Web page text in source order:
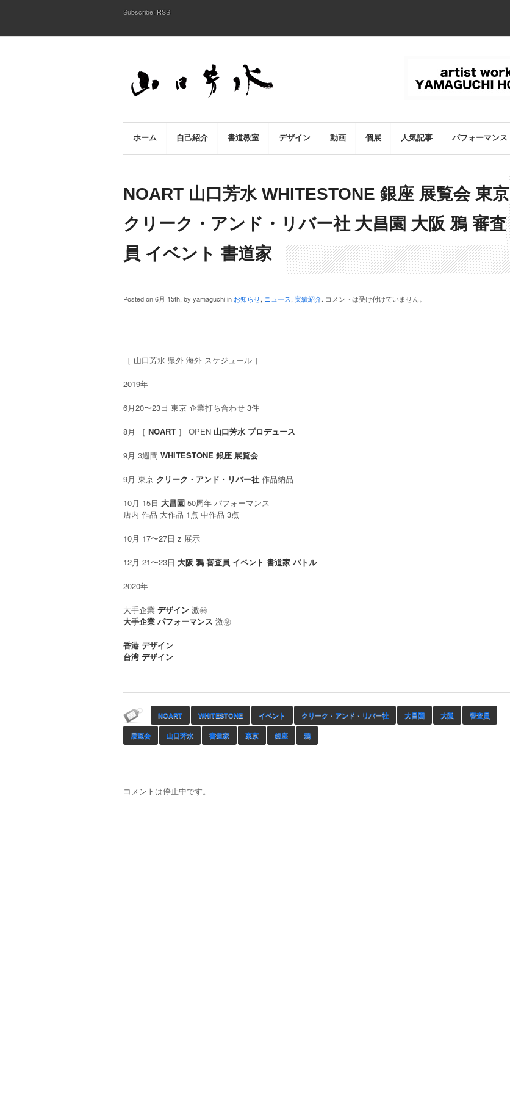
Subscribe: RSS
ホーム 自己紹介 書道教室 デザイン 動画 個展 人気記事 パフォーマンス
NOART 山口芳水 WHITESTONE 銀座 展覧会 東京
クリーク・アンド・リバー社 大昌園 大阪 鴉 審査
員 イベント 書道家
Posted on 6月 15th, by yamaguchi in お知らせ, ニュース, 実績紹介. コメントは受け付けていません。
［ 山口芳水 県外 海外 スケジュール ］
2019年
6月20〜23日 東京 企業打ち合わせ 3件
8月 ［ NOART ］ OPEN 山口芳水 プロデュース
9月 3週間 WHITESTONE 銀座 展覧会
9月 東京 クリーク・アンド・リバー社 作品納品
10月 15日 大昌園 50周年 パフォーマンス
店内 作品 大作品 1点 中作品 3点
10月 17〜27日 z 展示
12月 21〜23日 大阪 鴉 審査員 イベント 書道家 バトル
2020年
大手企業 デザイン 激㊙︎
大手企業 パフォーマンス 激㊙︎
香港 デザイン
台湾 デザイン
NOART WHITESTONE イベント クリーク・アンド・リバー社 大昌園 大阪 審査員
展覧会 山口芳水 書道家 東京 銀座 鴉
コメントは停止中です。